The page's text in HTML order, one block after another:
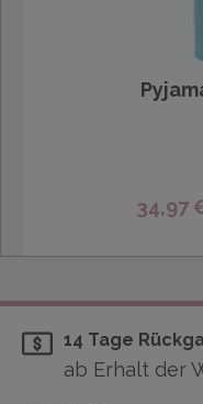
34,97
14 Tage
ab Erhalt der